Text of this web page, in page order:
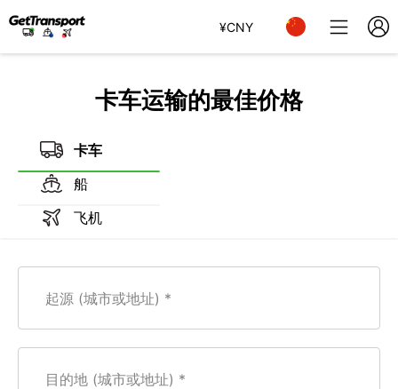
¥CNY
卡车运输的最佳价格
卡车
船
飞机
起源 (城市或地址)
目的地 (城市或地址)